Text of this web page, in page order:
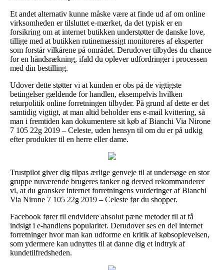
Et andet alternativ kunne måske være at finde ud af om online
virksomheden er tilsluttet e-mærket, da det typisk er en
forsikring om at internet butikken understøtter de danske love,
tillige med at butikken rutinemæssigt monitoreres af eksperter
som forstår vilkårene på området. Derudover tilbydes du chance
for en håndsrækning, ifald du oplever udfordringer i processen
med din bestilling.
Udover dette støtter vi at kunden er obs på de vigtigste
betingelser gældende for handlen, eksempelvis hvilken
returpolitik online forretningen tilbyder. På grund af dette er det
samtidig vigtigt, at man altid beholder ens e-mail kvittering, så
man i fremtiden kan dokumentere sit køb af Bianchi Via Nirone
7 105 22g 2019 – Celeste, uden hensyn til om du er på udkig
efter produkter til en herre eller dame.
Trustpilot giver dig tilpas ærlige genveje til at undersøge en stor
gruppe nuværende brugeres tanker og derved rekommanderer
vi, at du gransker internet forretningens vurderinger af Bianchi
Via Nirone 7 105 22g 2019 – Celeste før du shopper.
Facebook fører til endvidere absolut pæne metoder til at få
indsigt i e-handlens popularitet. Derudover ses en del internet
forretninger hvor man kan udforme en kritik af købsoplevelsen,
som ydermere kan udnyttes til at danne dig et indtryk af
kundetilfredsheden.